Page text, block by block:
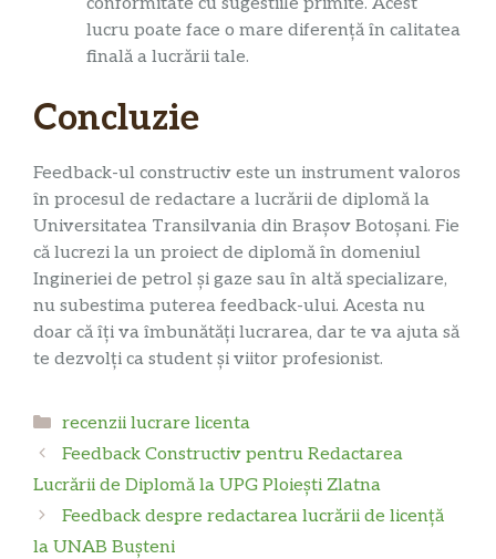
lucru poate face o mare diferență în calitatea
finală a lucrării tale.
Concluzie
Feedback-ul constructiv este un instrument valoros
în procesul de redactare a lucrării de diplomă la
Universitatea Transilvania din Brașov Botoșani. Fie
că lucrezi la un proiect de diplomă în domeniul
Ingineriei de petrol și gaze sau în altă specializare,
nu subestima puterea feedback-ului. Acesta nu
doar că îți va îmbunătăți lucrarea, dar te va ajuta să
te dezvolți ca student și viitor profesionist.
Categorii
recenzii lucrare licenta
Feedback Constructiv pentru Redactarea
Lucrării de Diplomă la UPG Ploiești Zlatna
Feedback despre redactarea lucrării de licență
la UNAB Bușteni